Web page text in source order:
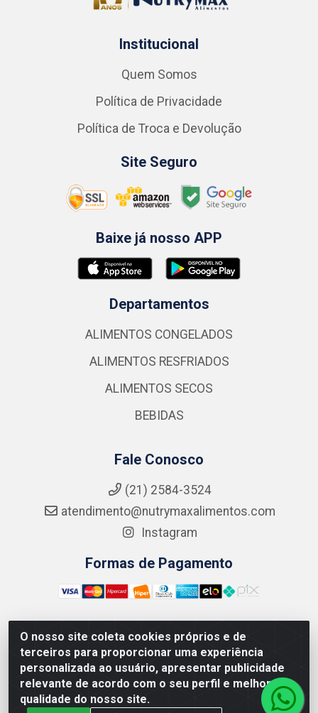
O nosso site coleta cookies próprios e de
terceiros para proporcionar uma experiência
personalizada ao usuário, apresentar publicidade
relevante de acordo com o seu perfil e melhorar a
qualidade do nosso site.
Institucional
Quem Somos
Política de Privacidade
Política de Troca e Devolução
Site Seguro
Baixe já nosso APP
Departamentos
ALIMENTOS CONGELADOS
ALIMENTOS RESFRIADOS
ALIMENTOS SECOS
BEBIDAS
Fale Conosco
(21) 2584-3524
atendimento@nutrymaxalimentos.com
Instagram
Formas de Pagamento
NUTRY MAX COMÉRCIO DE PRODUTOS ALIMENTICIOS
LTDA - RUA DO FEIJÃO, 721 PENHA CIRCULAR/RJ -
CNPJ: 15.796.122/0001-03